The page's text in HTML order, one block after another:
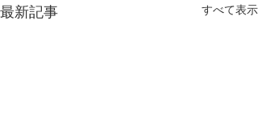
最新記事 すべて表示